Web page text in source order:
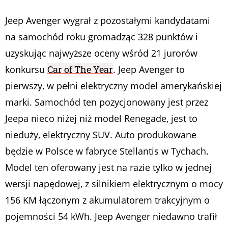
Jeep Avenger wygrał z pozostałymi kandydatami
na samochód roku gromadząc 328 punktów i
uzyskując najwyższe oceny wśród 21 jurorów
konkursu Car of The Year. Jeep Avenger to
pierwszy, w pełni elektryczny model amerykańskiej
marki. Samochód ten pozycjonowany jest przez
Jeepa nieco niżej niż model Renegade, jest to
nieduży, elektryczny SUV. Auto produkowane
będzie w Polsce w fabryce Stellantis w Tychach.
Model ten oferowany jest na razie tylko w jednej
wersji napędowej, z silnikiem elektrycznym o mocy
156 KM łączonym z akumulatorem trakcyjnym o
pojemności 54 kWh. Jeep Avenger niedawno trafił